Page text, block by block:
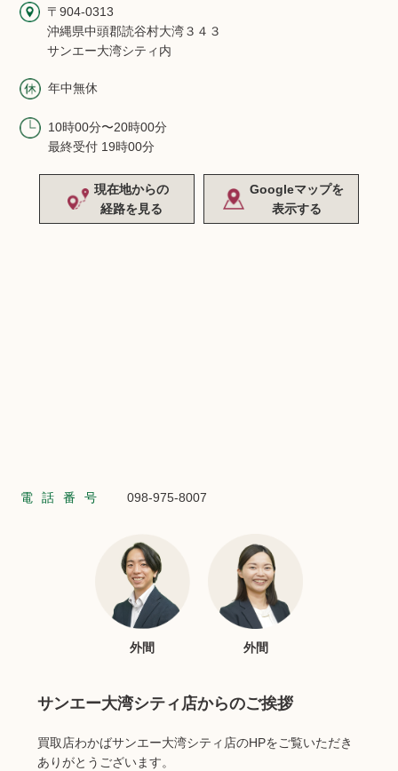
〒904-0313
沖縄県中頭郡読谷村大湾３４３
サンエー大湾シティ内
年中無休
10時00分〜20時00分
最終受付 19時00分
現在地からの
経路を見る
Googleマップを
表示する
電話番号 098-975-8007
外間 外間
サンエー大湾シティ店からのご挨拶
買取店わかばサンエー大湾シティ店のHPをご覧いただき
ありがとうございます。